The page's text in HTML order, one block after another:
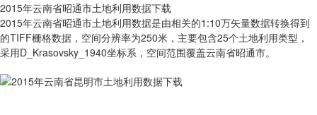
2015年云南省昭通市土地利用数据下载
2015年云南省昭通市土地利用数据是由相关的1:10万矢量数据转换得到
的TIFF栅格数据，空间分辨率为250米，主要包含25个土地利用类型，
采用D_Krasovsky_1940坐标系，空间范围覆盖云南省昭通市。